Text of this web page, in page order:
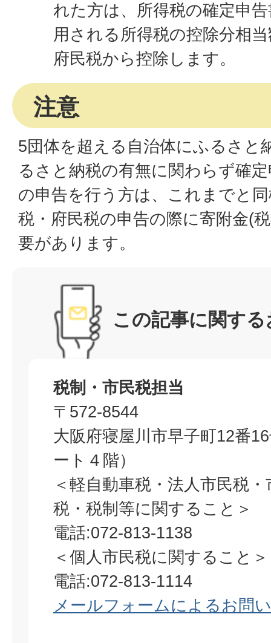
れた方は、所得税の確定申
用される所得税の控除分相
府民税から控除します。
注意
5団体を超える自治体にふるさと
るさと納税の有無に関わらず確
の申告を行う方は、これまでと
税・府民税の申告の際に寄附金(
要があります。
この記事に関す
税制・市民税担当
〒572-8544
大阪府寝屋川市早子町12番
ート４階）
＜軽自動車税・法人市民税
税・税制等に関すること＞
電話:072-813-1138
＜個人市民税に関すること＞
電話:072-813-1114
メールフォームによるお問